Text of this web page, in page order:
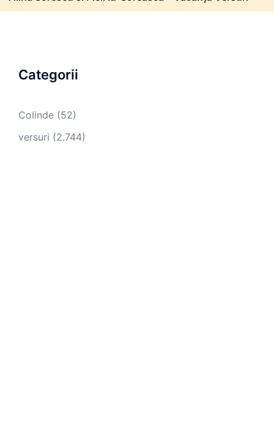
Categorii
Colinde (52)
versuri (2.744)